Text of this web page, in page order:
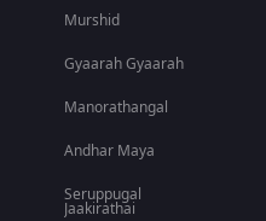
Murshid
Gyaarah Gyaarah
Manorathangal
Andhar Maya
Seruppugal
Jaakirathai